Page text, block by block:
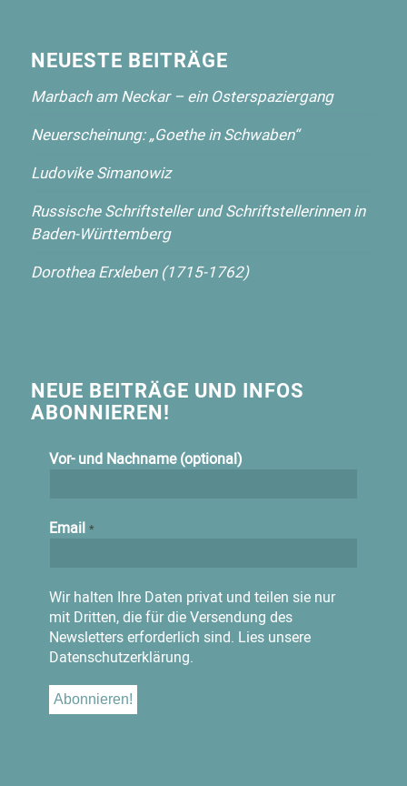
NEUESTE BEITRÄGE
Marbach am Neckar – ein Osterspaziergang
Neuerscheinung: „Goethe in Schwaben“
Ludovike Simanowiz
Russische Schriftsteller und Schriftstellerinnen in
Baden-Württemberg
Dorothea Erxleben (1715-1762)
NEUE BEITRÄGE UND INFOS
ABONNIEREN!
Vor- und Nachname (optional)
Email *
Wir halten Ihre Daten privat und teilen sie nur
mit Dritten, die für die Versendung des
Newsletters erforderlich sind. Lies unsere
Datenschutzerklärung.